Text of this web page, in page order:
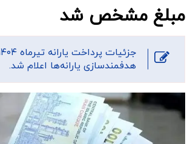
مبلغ مشخص شد
هدفمندسازی یارانه‌ها اعلام شد.